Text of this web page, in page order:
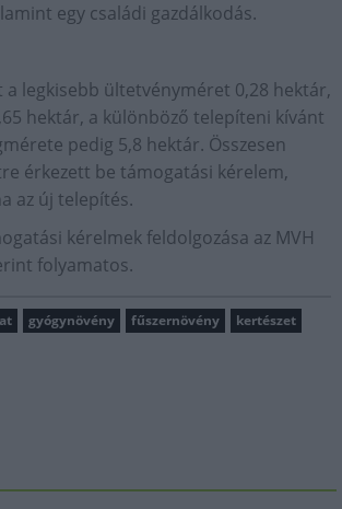
egy családi gazdálkodás.
a legkisebb ültetvényméret 0,28 hektár,
hektár, a különböző telepíteni kívánt
pedig 5,8 hektár. Összesen
érkezett be támogatási kérelem,
az új telepítés.
kérelmek feldolgozása az MVH
folyamatos.
gyógynövény fűszernövény kertészet